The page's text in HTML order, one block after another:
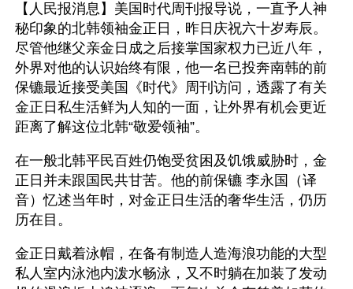
【人民报消息】美国时代周刊报导说，一直予人神
秘印象的北韩领袖金正日，昨日庆祝六十岁寿辰。
尽管他继父亲金日成之后接掌国家权力已近八年，
外界对他的认识始终有限，他一名已投奔南韩的前
保镳最近接受美国《时代》周刊访问，透露了有关
金正日私生活鲜为人知的一面，让外界有机会更近
距离了解这位北韩“敬爱领袖”。
在一般北韩平民百姓仍饱受贫困及饥饿威胁时，金
正日并未跟国民共甘苦。他的前保镳 李永国（译
音）忆述当年时，对金正日生活的奢华生活，仍历
历在目。
金正日戴着泳帽，在备有制造人造海浪功能的大型
私人室内泳池内泼水畅泳，又不时躺在加装了发动